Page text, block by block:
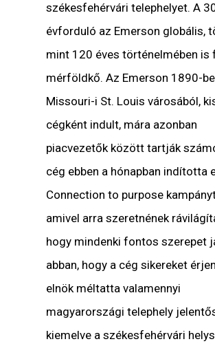
székesfehérvári telephelyet. A
évforduló az Emerson globális,
mint 120 éves történelmében is
mérföldkő. Az Emerson 1890-
Missouri-i St. Louis városából,
cégként indult, mára azonban
piacvezetők között tartják
cég ebben a hónapban indította
Connection to purpose
amivel arra szeretnének
hogy mindenki fontos szerepet
abban, hogy a cég sikereket
elnök méltatta valamennyi
magyarországi telephely
kiemelve a székesfehérvári